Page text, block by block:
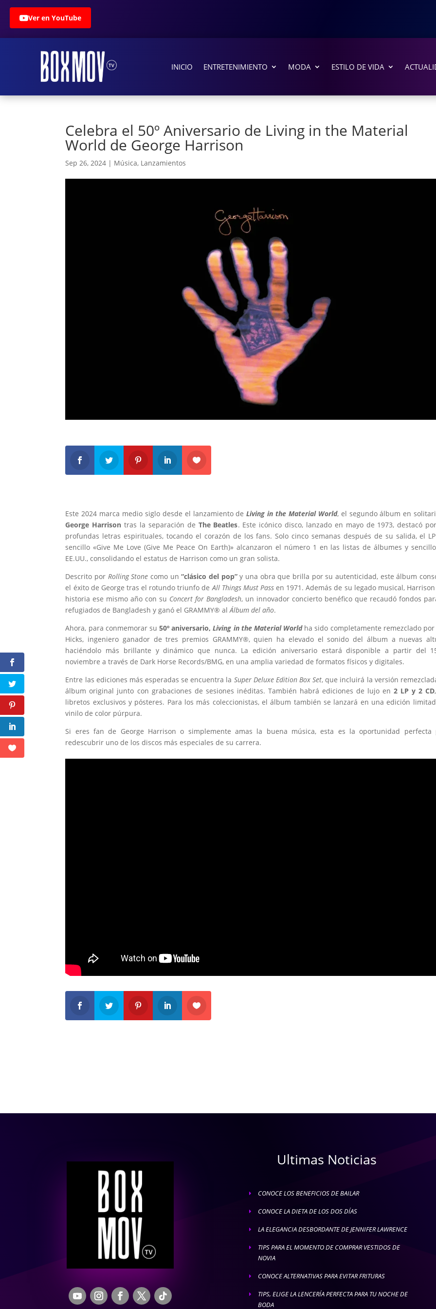
Ver en YouTube
INICIO ENTRETENIMIENTO MODA ESTILO DE VIDA
Celebra el 50º Aniversario de Living in the Material
World de George Harrison
Sep 26, 2024 | Música, Lanzamientos
Este 2024 marca medio siglo desde el lanzamiento deLiving in the Material World, el segundo álbum en
George Harrison tras la separación de The Beatles. Este icónico disco, lanzado en mayo de 1973, destacó
profundas letras espirituales, tocando el corazón de los fans. Solo cinco semanas después de su salida, el
sencillo «Give Me Love (Give Me Peace On Earth)» alcanzaron el número 1 en las listas de álbumes y
EE.UU., consolidando el estatus de Harrison como un gran solista.
Descrito por Rolling Stone como un“clásico del pop”y una obra que brilla por su autenticidad, este álbum
el éxito de George tras el rotundo triunfo deAll Things Must Passen 1971. Además de su legado musical,
historia ese mismo año con su Concert for Bangladesh, un innovador concierto benéfico que recaudó fondos
refugiados de Bangladesh y ganó el GRAMMY® alÁlbum del año.
Ahora, para conmemorar su50º aniversario,Living in the Material Worldha sido completamente remezclado por
Hicks, ingeniero ganador de tres premios GRAMMY®, quien ha elevado el sonido del álbum a nuevas
haciéndolo más brillante y dinámico que nunca. La edición aniversario estará disponible a partir del
noviembre a través de Dark Horse Records/BMG, en una amplia variedad de formatos físicos y digitales.
Entre las ediciones más esperadas se encuentra la Super Deluxe Edition Box Set, que incluirá la versión
álbum original junto con grabaciones de sesiones inéditas. También habrá ediciones de lujo en 2 LP y 2 CD
libretos exclusivos y pósteres. Para los más coleccionistas, el álbum también se lanzará en una edición
vinilo de color púrpura.
Si eres fan de George Harrison o simplemente amas la buena música, esta es la oportunidad perfecta
redescubrir uno de los discos más especiales de su carrera.
Ultimas Noticias
E CONOCE LOS BENEFICIOS DE BAILAR
E CONOCE LA DIETA DE LOS DOS DÍAS
E LA ELEGANCIA DESBORDANTE DE JENNIFER LAWRENCE
E
TIPS PARA EL MOMENTO DE COMPRAR VESTIDOS DE
NOVIA
E CONOCE ALTERNATIVAS PARA EVITAR FRITURAS
E
TIPS, ELIGE LA LENCERÍA PERFECTA PARA TU NOCHE DE
BODA